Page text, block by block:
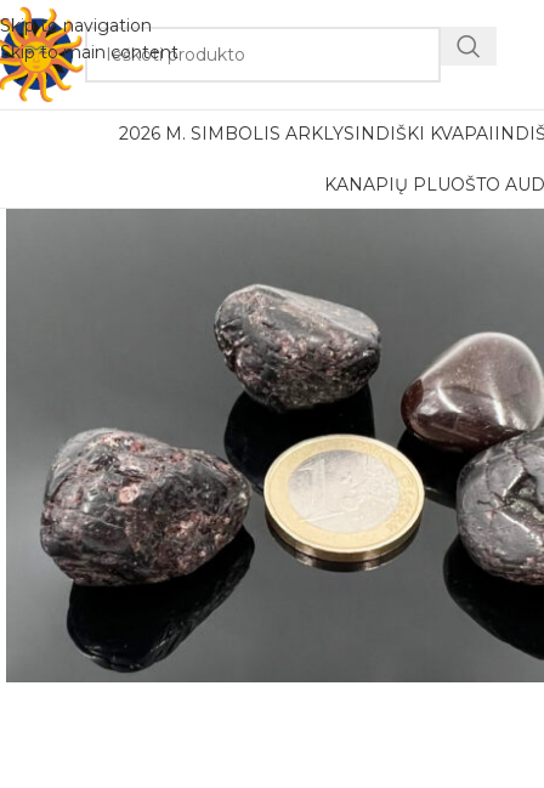
Skip to navigation
Skip to main content
2026 M. SIMBOLIS ARKLYSINDIŠKI KVAPAI
KANAPIŲ PLUOŠTO